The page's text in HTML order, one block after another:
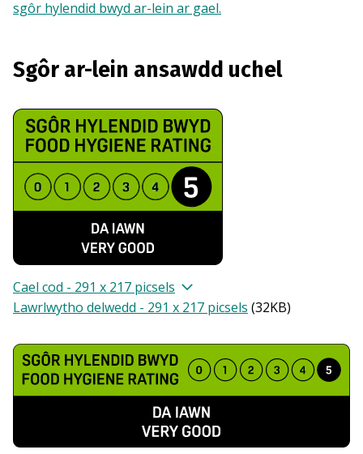
sgôr hylendid bwyd ar-lein ar gael.
Sgôr ar-lein ansawdd uchel
Cael cod - 291 x 217 picsels
Lawrlwytho delwedd - 291 x 217 picsels (32KB)